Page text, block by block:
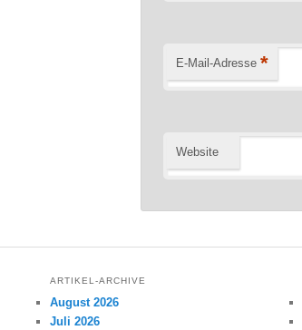
E-Mail-Adresse *
Website
ARTIKEL-ARCHIVE
August 2026
Juli 2026